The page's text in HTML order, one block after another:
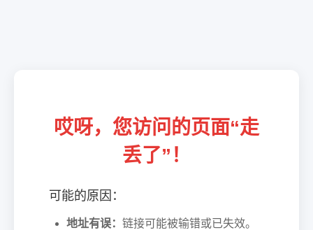
哎呀，您访问的页面“走
丢了”！
可能的原因：
地址有误： 链接可能被输错或已失效。